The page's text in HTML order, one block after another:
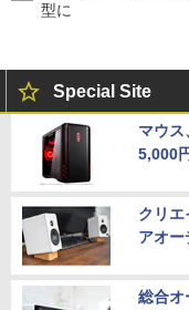
型に
Special Site
マウ
5,000
クリエ
アオー
総合オ